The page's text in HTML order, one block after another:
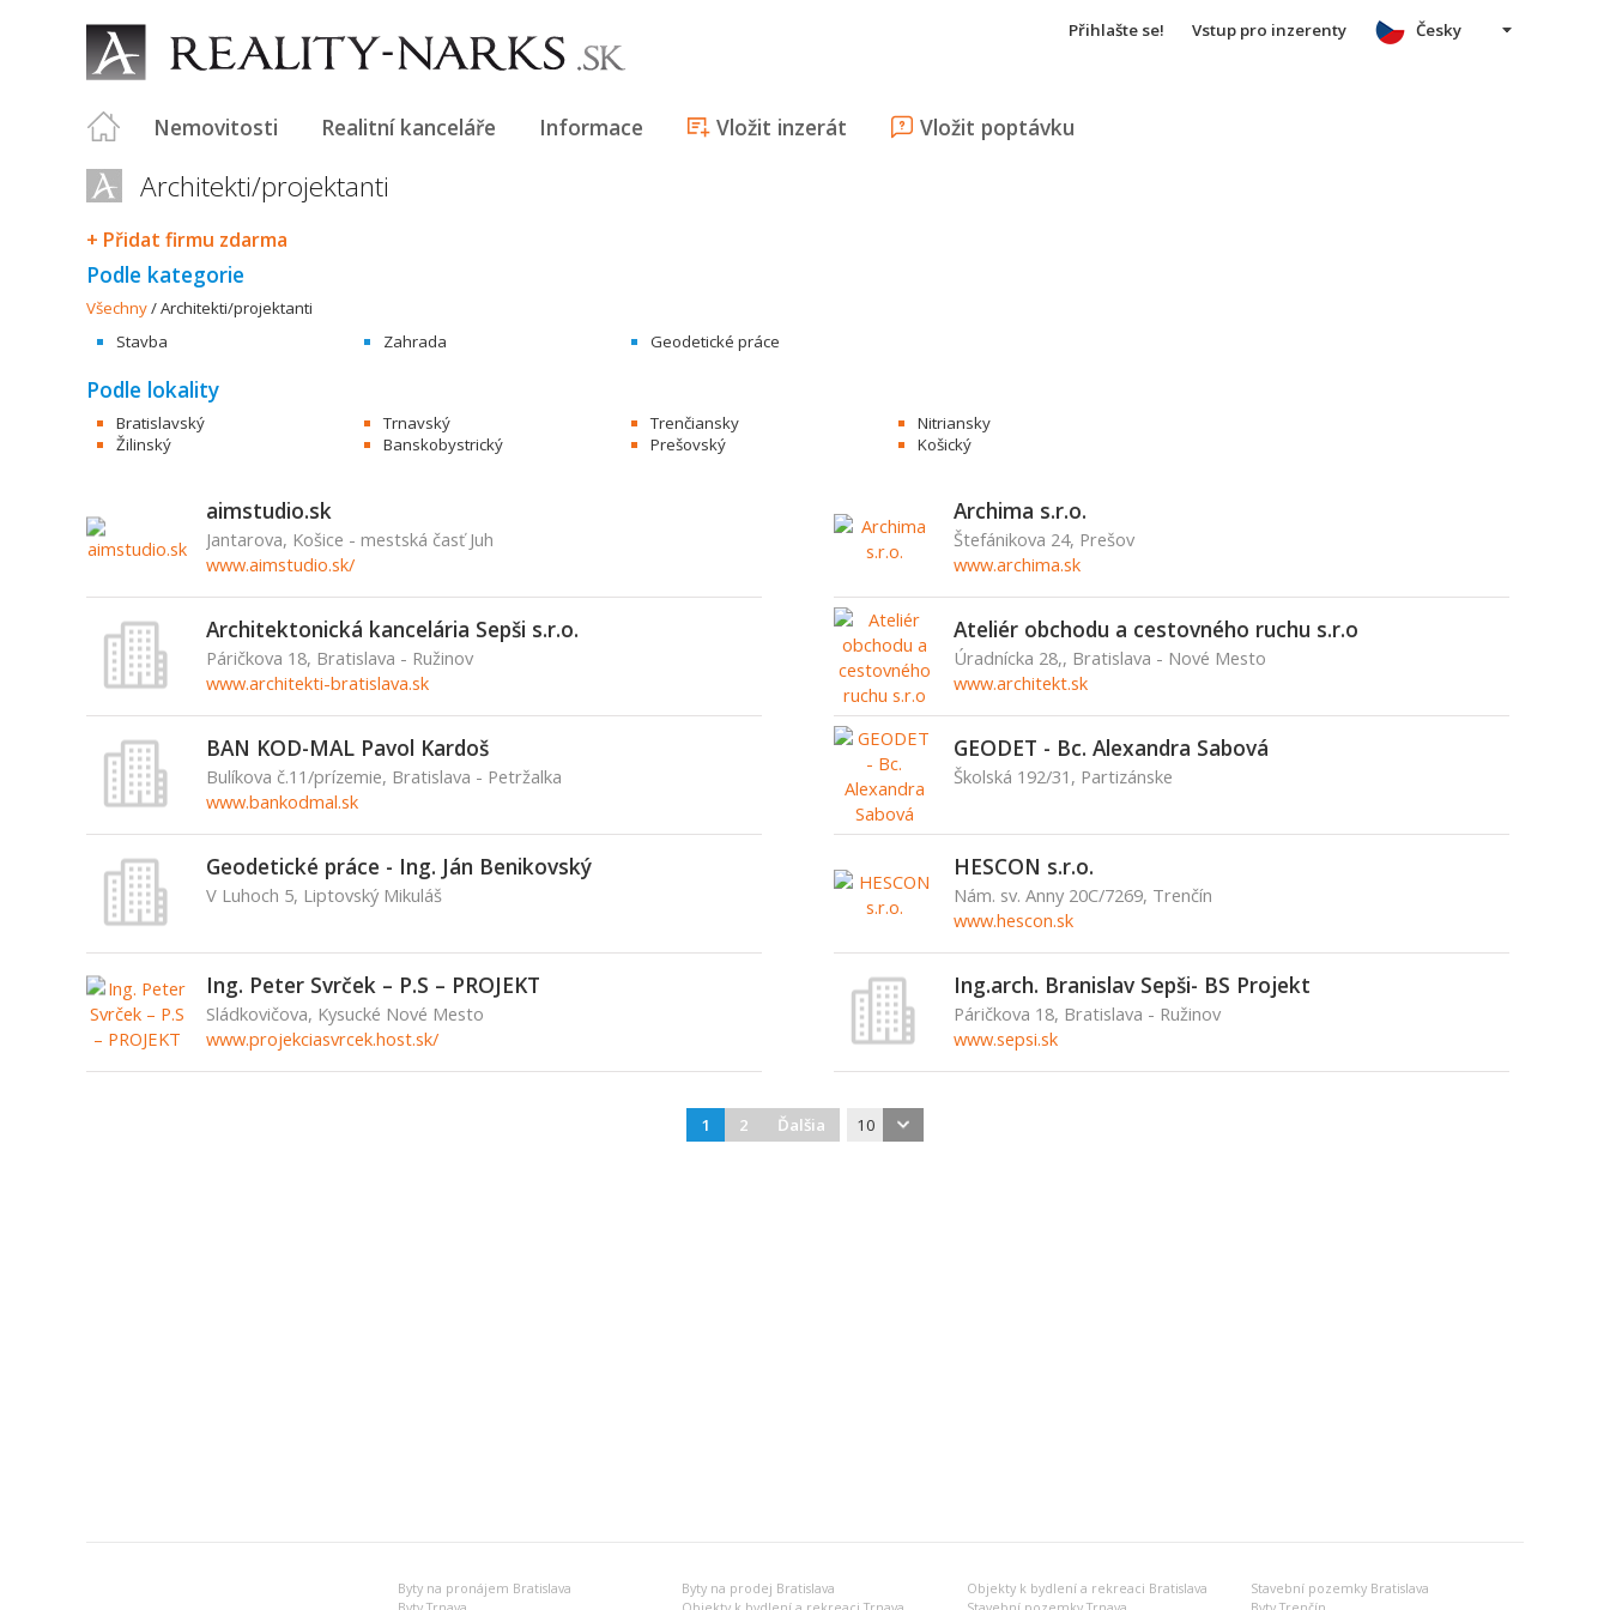
Přihlašte se! Vstup pro inzerenty
Nemovitosti Realitní kanceláře Informace Vložit inzerát Vložit poptávku
Česky
Architekti/projektanti
+ Přidat firmu zdarma
Podle kategorie
Všechny/Architekti/projektanti
Stavba
Zahrada Geodetické práce
Podle lokality
Bratislavský Trnavský Trenčiansky
Nitriansky
Žilinský
Banskobystrický Prešovský Košický
aimstudio.sk
Jantarova, Košice - mestská časť Juh
www.aimstudio.sk/
Archima s.r.o.
Štefánikova 24, Prešov
www.archima.sk
Architektonická kancelária Sepši s.r.o.
Páričkova 18, Bratislava - Ružinov
www.architekti-bratislava.sk
Ateliér obchodu a cestovného ruchu s.r.o
Úradnícka 28,, Bratislava - Nové Mesto
www.architekt.sk
BAN KOD-MAL Pavol Kardoš
Bulíkova č.11/prízemie, Bratislava - Petržalka
www.bankodmal.sk
GEODET - Bc. Alexandra Sabová
Školská 192/31, Partizánske
Geodetické práce - Ing. Ján Benikovský
V Luhoch 5, Liptovský Mikuláš
HESCON s.r.o.
Nám. sv. Anny 20C/7269, Trenčín
www.hescon.sk
Ing. Peter Svrček – P.S – PROJEKT
Sládkovičova, Kysucké Nové Mesto
www.projekciasvrcek.host.sk/
Ing.arch. Branislav Sepši- BS Projekt
Páričkova 18, Bratislava - Ružinov
www.sepsi.sk
1 2 Ďalšia 10
Byty na pronájem Bratislava Byty na prodej Bratislava Objekty k bydlení a rekreaci Bratislava
Stavební pozemky Bratislava